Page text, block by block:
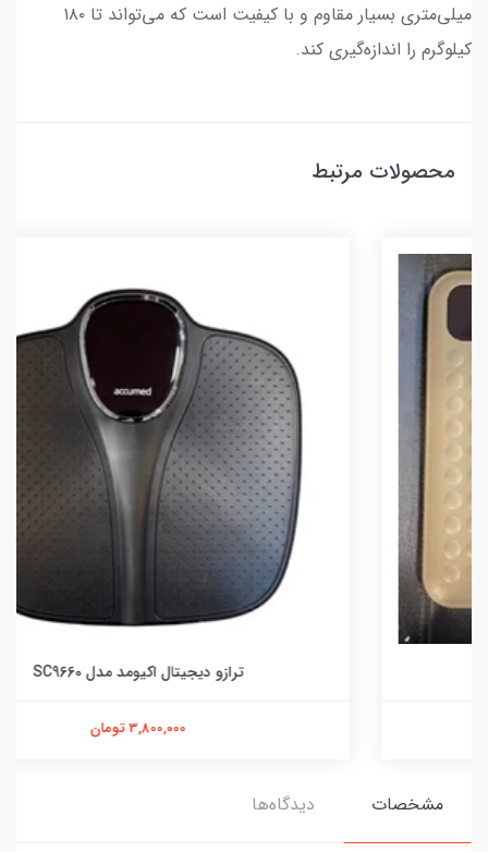
میلی‌متری بسیار مقاوم و با کیفیت است که می‌تواند تا ۱۸۰
کیلوگرم را اندازه‌گیری کند.
محصولات مرتبط
ترازو دیجیتال اکیومد مدل SC9660
مشخصات دیدگاه‌ها